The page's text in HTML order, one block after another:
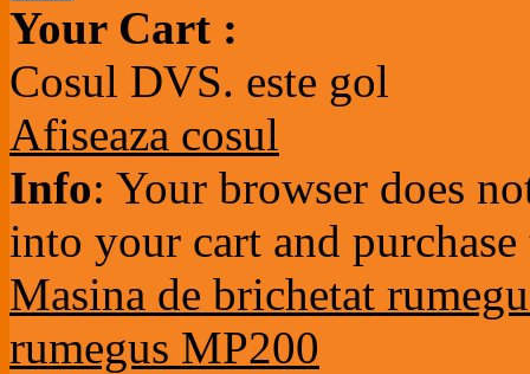
Your Cart :
Cosul DVS. este gol
Afiseaza cosul
Info: Your browser does
into your cart and
Masina de brichetat
rumegus MP200